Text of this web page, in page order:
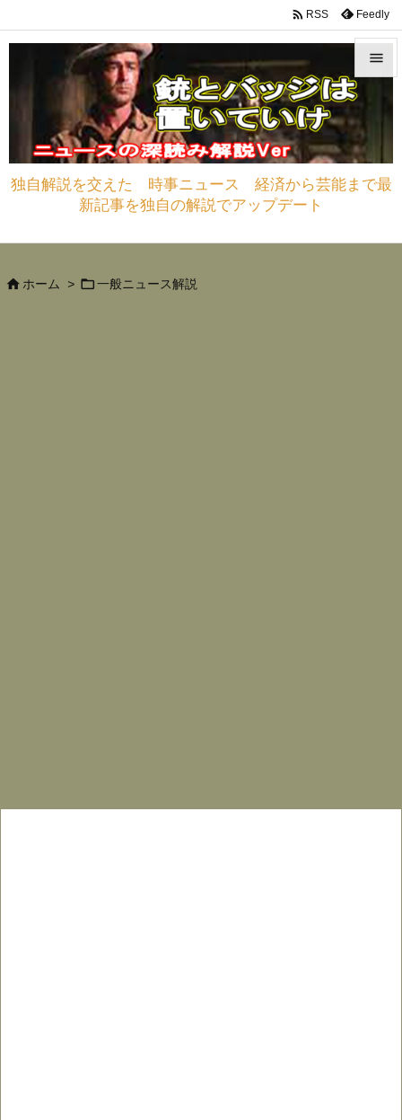
独自解説を交えた 時事ニュース 経済から芸能まで最
新記事を独自の解説でアップデート


サイド


 RSS Feedly
 ホーム >  一般ニュース解説